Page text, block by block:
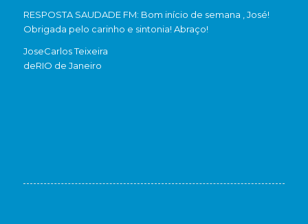
RESPOSTA SAUDADE FM: Bom início de semana , José!
Obrigada pelo carinho e sintonia! Abraço!
JoseCarlos Teixeira
deRIO de Janeiro